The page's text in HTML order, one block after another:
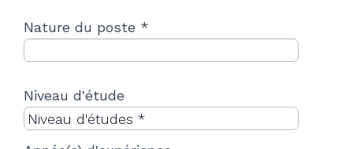
Nature du poste *
Niveau d'étude